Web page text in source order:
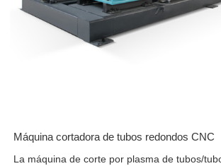
Máquina cortadora de tubos redondos CNC
La máquina de corte por plasma de tubos/